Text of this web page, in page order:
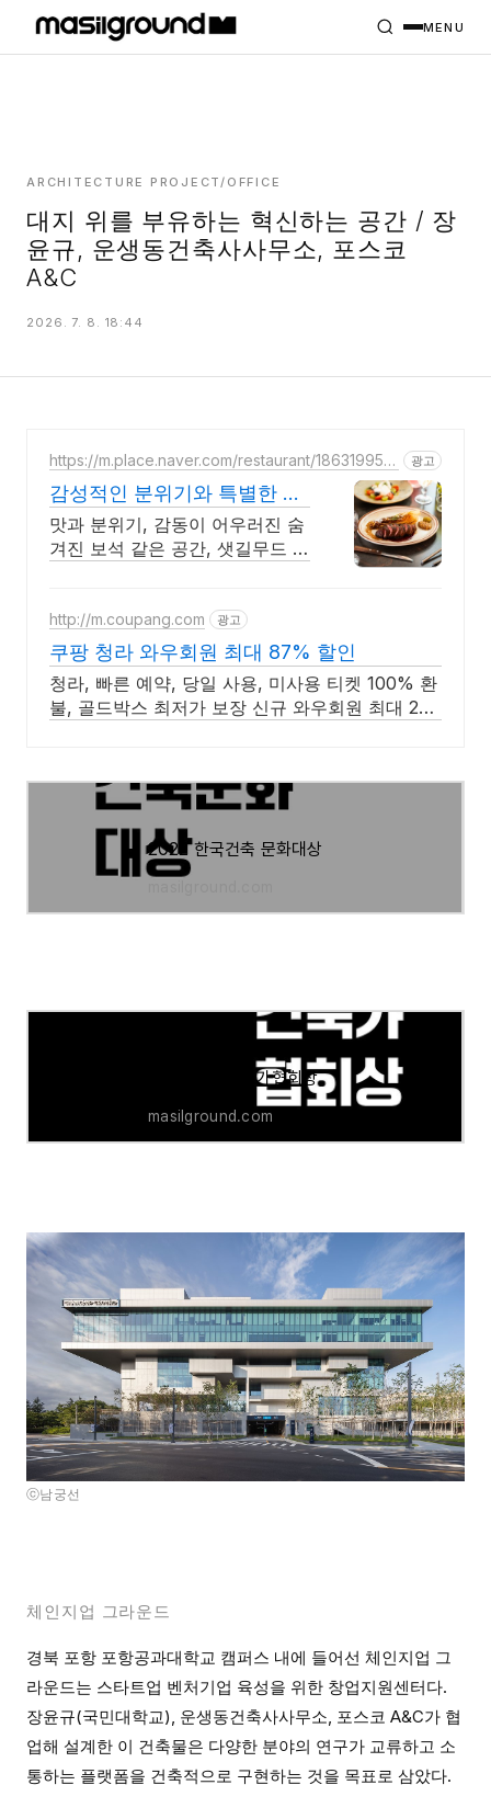
PROJECTS
MASILWIDE
MENU
ARCHITECTURE PROJECT/OFFICE
대지 위를 부유하는 혁신하는 공간 / 장
윤규, 운생동건축사사무소, 포스코
A&C
2026. 7. 8. 18:44
https://m.place.naver.com/restaurant/186319958
광고
감성적인 분위기와 특별한 맛
데이트를 위한 특별한 공간
맛과 분위기, 감동이 어우러진 숨
겨진 보석 같은 공간, 샛길무드 성
http://m.coupang.com 광고
쿠팡 청라 와우회원 최대 87% 할인
청라, 빠른 예약, 당일 사용, 미사용 티켓 100% 환
불, 골드박스 최저가 보장 신규 와우회원 최대 2만
2022 한국건축 문화대상
2022 한국건축가협회상
masilground.com
ⓒ남궁선
체인지업 그라운드
경북 포항 포항공과대학교 캠퍼스 내에 들어선 체인지업 그
라운드는 스타트업 벤처기업 육성을 위한 창업지원센터다.
장윤규(국민대학교), 운생동건축사사무소, 포스코 A&C가 협
업해 설계한 이 건축물은 다양한 분야의 연구가 교류하고 소
통하는 플랫폼을 건축적으로 구현하는 것을 목표로 삼았다.